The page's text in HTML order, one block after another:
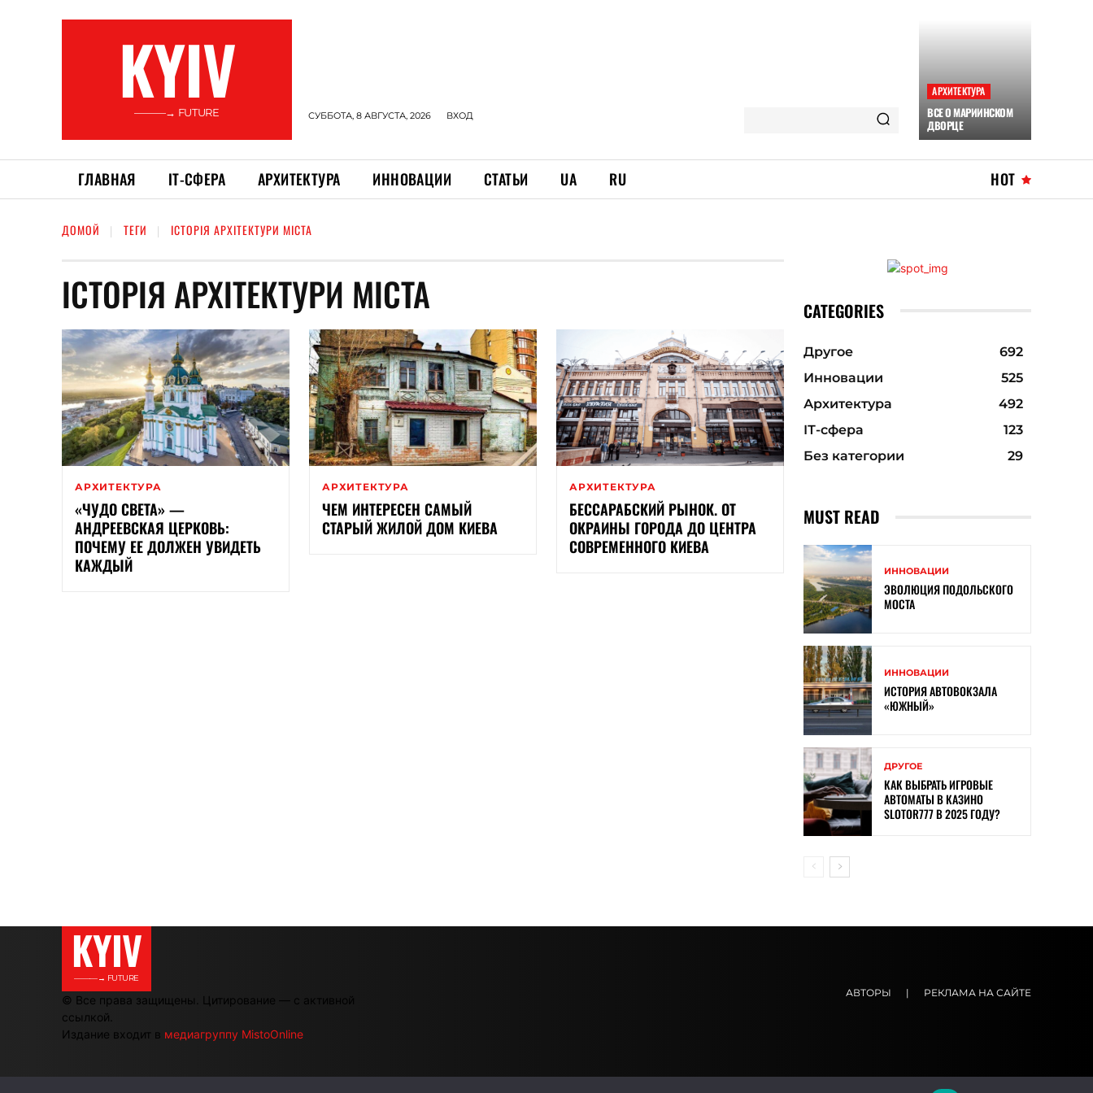
KYIV
———→ FUTURE СУББОТА, 8 АВГУСТА, 2026 ВХОД
АРХИТЕКТУРА
ВСЕ О МАРИИНСКОМ
ДВОРЦЕ
ГЛАВНАЯ ІТ-СФЕРА АРХИТЕКТУРА ИННОВАЦИИ СТАТЬИ UA RU HOT
ДОМОЙ ТЕГИ ІСТОРІЯ АРХІТЕКТУРИ МІСТА
ІСТОРІЯ АРХІТЕКТУРИ МІСТА
АРХИТЕКТУРА
«ЧУДО СВЕТА» —
АНДРЕЕВСКАЯ ЦЕРКОВЬ:
ПОЧЕМУ ЕЕ ДОЛЖЕН УВИДЕТЬ
КАЖДЫЙ
АРХИТЕКТУРА
ЧЕМ ИНТЕРЕСЕН САМЫЙ
СТАРЫЙ ЖИЛОЙ ДОМ КИЕВА
АРХИТЕКТУРА
БЕССАРАБСКИЙ РЫНОК. ОТ
ОКРАИНЫ ГОРОДА ДО ЦЕНТРА
СОВРЕМЕННОГО КИЕВА
CATEGORIES
Другое
692
Инновации
525
Архитектура
492
ІТ-сфера
123
Без категории
29
MUST READ
ИННОВАЦИИ
ЭВОЛЮЦИЯ ПОДОЛЬСКОГО
МОСТА
ИННОВАЦИИ
ИСТОРИЯ АВТОВОКЗАЛА
«ЮЖНЫЙ»
ДРУГОЕ
КАК ВЫБРАТЬ ИГРОВЫЕ
АВТОМАТЫ В КАЗИНО
SLOTOR777 В 2025 ГОДУ?
KYIV
———→ FUTURE
© Все права защищены. Цитирование — с активной
ссылкой.
Издание входит в медиагруппу MistoOnline
АВТОРЫ | РЕКЛАМА НА САЙТЕ